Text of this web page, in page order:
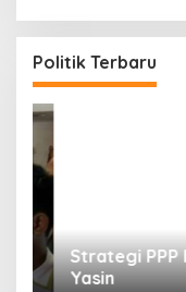
Politik Terbaru
Strategi PPP
Yasin